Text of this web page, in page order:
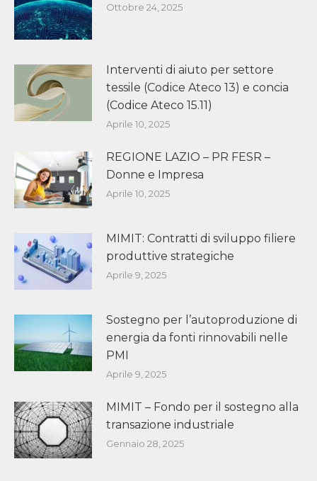
Ottobre 24, 2025
Interventi di aiuto per settore
tessile (Codice Ateco 13) e concia
(Codice Ateco 15.11)
Aprile 10, 2025
REGIONE LAZIO – PR FESR –
Donne e Impresa
Aprile 10, 2025
MIMIT: Contratti di sviluppo filiere
produttive strategiche
Aprile 9, 2025
Sostegno per l’autoproduzione di
energia da fonti rinnovabili nelle
PMI
Aprile 9, 2025
MIMIT – Fondo per il sostegno alla
transazione industriale
Gennaio 28, 2025